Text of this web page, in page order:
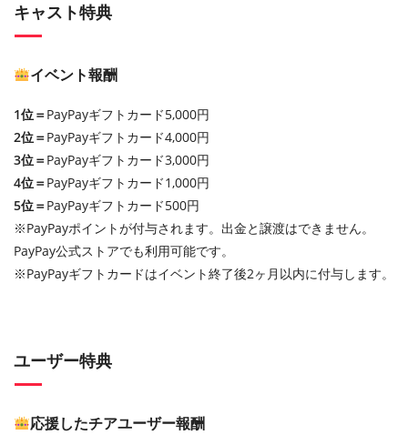
キャスト特典
イベント報酬
1位＝PayPayギフトカード5,000円
2位＝PayPayギフトカード4,000円
3位＝PayPayギフトカード3,000円
4位＝PayPayギフトカード1,000円
5位＝PayPayギフトカード500円
※PayPayポイントが付与されます。出金と譲渡はできません。
PayPay公式ストアでも利用可能です。
※PayPayギフトカードはイベント終了後2ヶ月以内に付与します。
ユーザー特典
応援したチアユーザー報酬